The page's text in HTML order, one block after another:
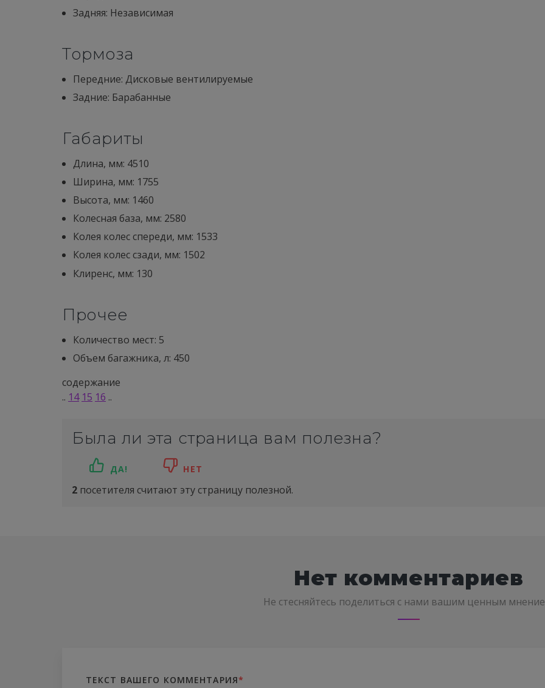
Задняя: Независимая
Тормоза
Передние: Дисковые вентилируемые
Задние: Барабанные
Габариты
Длина, мм: 4510
Ширина, мм: 1755
Высота, мм: 1460
Колесная база, мм: 2580
Колея колес спереди, мм: 1533
Колея колес сзади, мм: 1502
Клиренс, мм: 130
Прочее
Количество мест: 5
Объем багажника, л: 450
содержание
.. 14 15 16 ..
Была ли эта страница вам полезна?
ДА! НЕТ
2 посетителя считают эту страницу полезной.
Нет комментариев
Не стесняйтесь поделиться с нами вашим ценным
ТЕКСТ ВАШЕГО КОММЕНТАРИЯ*